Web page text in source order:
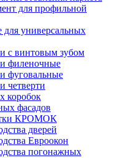
для профильной
универсальных
с винтовым зубом
филеночные
фуговальные
четверти
коробок
фасадов
КРОМОК
дверей
Евроокон
погонажных